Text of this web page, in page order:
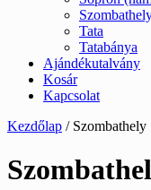
Tata
Tatabánya
Ajándékutalvány
Kosár
Kapcsolat
Kezdőlap / Szombathely